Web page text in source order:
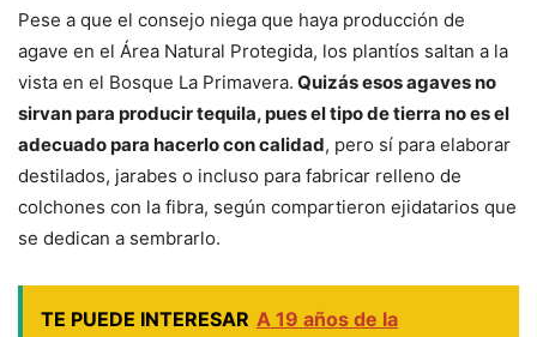
Pese a que el consejo niega que haya producción de
agave en el Área Natural Protegida, los plantíos saltan a la
vista en el Bosque La Primavera. Quizás esos agaves no
sirvan para producir tequila, pues el tipo de tierra no es el
adecuado para hacerlo con calidad, pero sí para elaborar
destilados, jarabes o incluso para fabricar relleno de
colchones con la fibra, según compartieron ejidatarios que
se dedican a sembrarlo.
TE PUEDE INTERESAR A 19 años de la